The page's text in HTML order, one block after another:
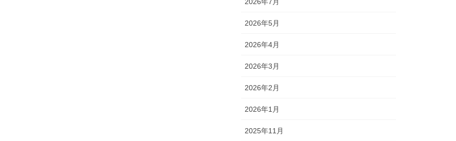
2026年5月
2026年4月
2026年3月
2026年2月
2026年1月
2025年11月